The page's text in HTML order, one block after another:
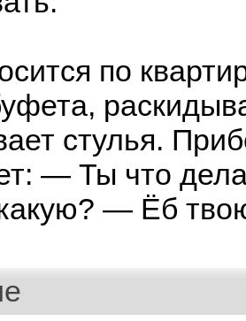
по
стулья.
— Ты что
— Ёб